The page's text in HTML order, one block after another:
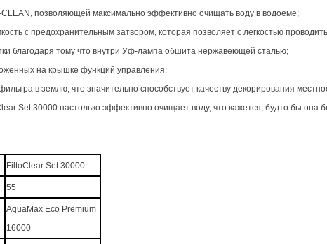
CLEAN, позволяющей максимально эффективно очищать воду в водоеме;
с предохранительным затвором, которая позволяет с легкостью
благодаря тому что внутри Уф-лампа обшита нержавеющей сталью;
на крышке функций управления;
в землю, что значительно способствует качеству декорирования
Set 30000 настолько эффективно очищает воду, что кажется, будто бы она
FiltoClear Set 30000
55
AquaMax Eco Premium
16000